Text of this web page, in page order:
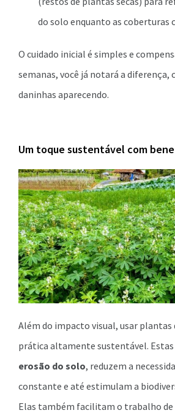
do solo enquanto as coberturas
O cuidado inicial é simples e
semanas, você já notará a diferença,
daninhas aparecendo.
Um toque sustentável com
Além do impacto visual, usar plantas
prática altamente sustentável. Estas
erosão do solo, reduzem a
constante e até estimulam a
Elas também facilitam o trabalho